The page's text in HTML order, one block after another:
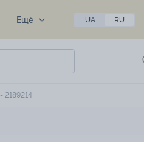
Ещё UA RU
2189214